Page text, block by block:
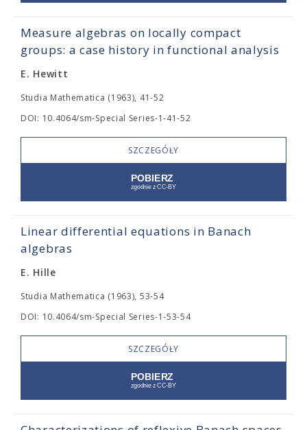
Measure algebras on locally compact
groups: a case history in functional analysis
E. Hewitt
Studia Mathematica (1963), 41-52
DOI: 10.4064/sm-Special Series-1-41-52
SZCZEGÓŁY
Linear differential equations in Banach
algebras
E. Hille
Studia Mathematica (1963), 53-54
DOI: 10.4064/sm-Special Series-1-53-54
SZCZEGÓŁY